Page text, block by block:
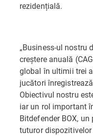
rezidențială.
„Business-ul nostru
creștere anuală
global în ultimii trei
jucători
Obiectivul nostru
iar un rol important
Bitdefender BOX,
tuturor